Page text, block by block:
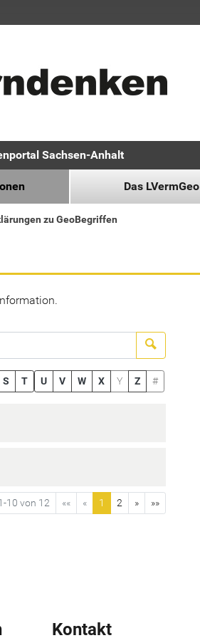
Sachsen-Anhalt
Das LVermGeo
zu GeoBegriffen
S T U V W X Y Z #
10 von 12 «« « 1 2 » »»
Kontakt